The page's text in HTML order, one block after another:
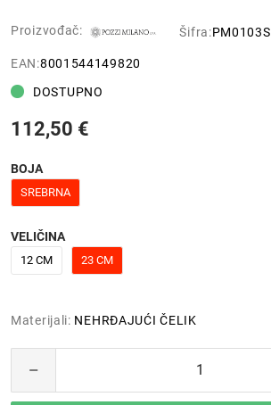
Proizvođač: Šifra:PM0103S
EAN:8001544149820
DOSTUPNO
112,50 €
BOJA
SREBRNA
VELIČINA
12 CM 23 CM
Materijali: NEHRĐAJUĆI ČELIK